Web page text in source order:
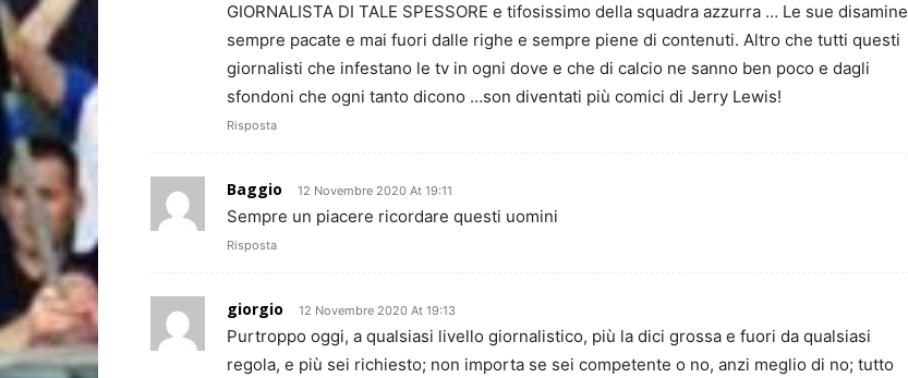
GIORNALISTA DI TALE SPESSORE e tifosissimo della squadra azzurra … Le sue disamine
sempre pacate e mai fuori dalle righe e sempre piene di contenuti. Altro che tutti questi
giornalisti che infestano le tv in ogni dove e che di calcio ne sanno ben poco e dagli
sfondoni che ogni tanto dicono …son diventati più comici di Jerry Lewis!
Risposta
Baggio 12 Novembre 2020 At 19:11
Sempre un piacere ricordare questi uomini
Risposta
giorgio 12 Novembre 2020 At 19:13
Purtroppo oggi, a qualsiasi livello giornalistico, più la dici grossa e fuori da qualsiasi
regola, e più sei richiesto; non importa se sei competente o no, anzi meglio di no; tutto